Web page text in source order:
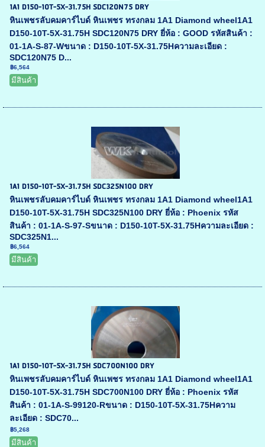
1A1 D150-10T-5X-31.75H SDC120N75 DRY
หินเพชรลับคมคาร์ไบด์ หินเพชร ทรงกลม 1A1 Diamond wheel1A1
D150-10T-5X-31.75H SDC120N75 DRY ยี่ห้อ : GOOD รหัสสินค้า :
01-1A-S-87-Wขนาด : D150-10T-5X-31.75Hความละเอียด :
SDC120N75 D...
฿6,564
มีสินค้า
1A1 D150-10T-5X-31.75H SDC325N100 DRY
หินเพชรลับคมคาร์ไบด์ หินเพชร ทรงกลม 1A1 Diamond wheel1A1
D150-10T-5X-31.75H SDC325N100 DRY ยี่ห้อ : Phoenix รหัส
สินค้า : 01-1A-S-97-Sขนาด : D150-10T-5X-31.75Hความละเอียด :
SDC325N1...
฿6,564
มีสินค้า
1A1 D150-10T-5X-31.75H SDC700N100 DRY
หินเพชรลับคมคาร์ไบด์ หินเพชร ทรงกลม 1A1 Diamond wheel1A1
D150-10T-5X-31.75H SDC700N100 DRY ยี่ห้อ : Phoenix รหัส
สินค้า : 01-1A-S-99120-Rขนาด : D150-10T-5X-31.75Hความ
ละเอียด : SDC70...
฿5,268
มีสินค้า